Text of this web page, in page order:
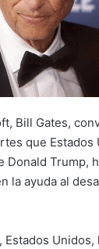
Bill Gates,
que Estados
Donald Trump,
la ayuda al
Unidos,